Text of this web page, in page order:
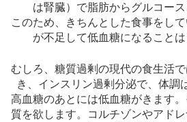
は腎臓）で脂肪からグルコース
このため、きちんとした食事をし
が不足して低血糖になることは
むしろ、糖質過剰の現代の食生活
き、インスリン過剰分泌で、体調
高血糖のあとには低血糖がきます
質を欲します。コルチゾンやアド